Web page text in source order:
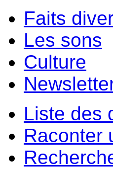
Faits
Les sons
Culture
Liste des
Raconter